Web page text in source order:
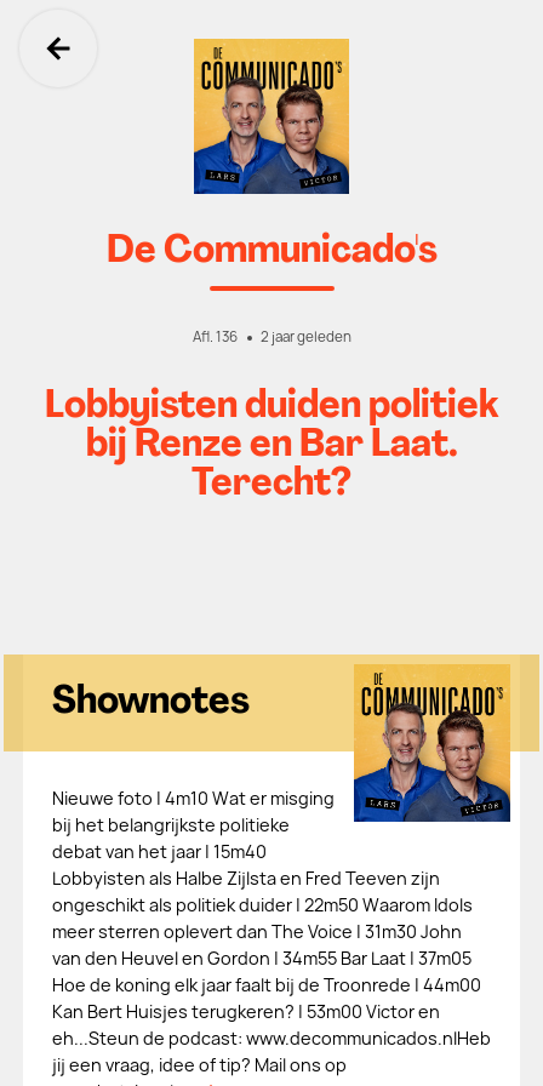
Ga terug
De Communicado's
Afl. 136 2 jaar geleden
Lobbyisten duiden politiek
bij Renze en Bar Laat.
Terecht?
Shownotes
Nieuwe foto | 4m10 Wat er misging
bij het belangrijkste politieke
debat van het jaar | 15m40
Lobbyisten als Halbe Zijlsta en Fred Teeven zijn
ongeschikt als politiek duider | 22m50 Waarom Idols
meer sterren oplevert dan The Voice | 31m30 John
van den Heuvel en Gordon | 34m55 Bar Laat | 37m05
Hoe de koning elk jaar faalt bij de Troonrede | 44m00
Kan Bert Huisjes terugkeren? | 53m00 Victor en
eh...Steun de podcast: ⁠⁠⁠⁠⁠⁠⁠⁠⁠⁠⁠www.decommunicados.nl⁠⁠⁠⁠⁠⁠⁠⁠⁠⁠⁠Heb
jij een vraag, idee of tip? Mail ons op